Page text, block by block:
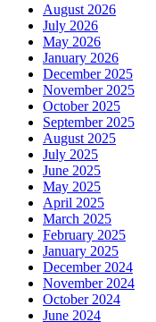
August 2026
July 2026
May 2026
January 2026
December 2025
November 2025
October 2025
September 2025
August 2025
July 2025
June 2025
May 2025
April 2025
March 2025
February 2025
January 2025
December 2024
November 2024
October 2024
June 2024